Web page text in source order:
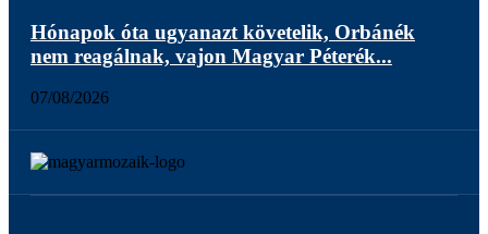
Hónapok óta ugyanazt követelik, Orbánék
nem reagálnak, vajon Magyar Péterék...
07/08/2026